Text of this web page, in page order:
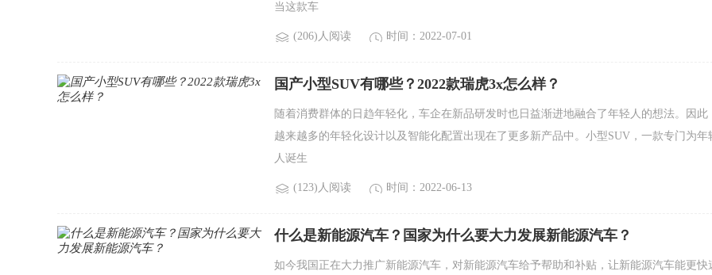
当这款车
(206)人阅读 时间：2022-07-01
国产小型SUV有哪些？2022款瑞虎3x怎么样？
随着消费群体的日趋年轻化，车企在新品研发时也日益渐进地融合了年轻人的想法。因此
越来越多的年轻化设计以及智能化配置出现在了更多新产品中。小型SUV，一款专门为年
人诞生
(123)人阅读 时间：2022-06-13
什么是新能源汽车？国家为什么要大力发展新能源汽车？
如今我国正在大力推广新能源汽车，对新能源汽车给予帮助和补贴，让新能源汽车能更快